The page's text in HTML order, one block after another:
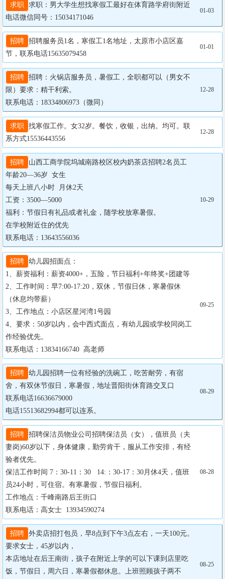
求职
求职：男大学生想找寒假工最好在体育路学府街附近
电话微信同号：15034171046
01-03
招聘 招聘服务员1名，寒假工1名地址，太原市小店区嘉
节，联系电话15635079458
01-01
招聘 招聘：火锅店服务员，暑假工，全职都可以（男女不
限）要求：精干利索。
联系电话：18334806973（微同）
12-28
求职
找寒假工作。女32岁。餐饮，收银，出纳。均可。联
系方式15536443556
12-28
招聘
山西工商学院坞城南路校区校内奶茶店招聘2名员工
年龄20—36岁  女生
每天上班八小时  月休2天
工资：3500—5000
福利：节假日有礼品或者礼金，随学校放寒暑假。
在学校附近住的优先
联系电话：13643556036
10-29
招聘 幼儿园招面点：
1、薪资福利：薪资4000+，五险，节日福利+年终奖+团建等
2、工作时间：早7:00-17:20，双休，节假日休，寒暑假休
（休息均带薪）
3、工作地点：小店区星河湾1号园
4、要求：50岁以内，会中西式面点，有幼儿园或学校同岗工
作经验优先。
联系电话：13834166740  高老师
09-25
招聘 幼儿园招聘一位有经验的洗碗工，吃苦耐劳，有宿
舍，有双休节假日，寒暑假，地址晋阳街休育路交叉口
联系电话16636679000
电话15513682994都可以连系。
08-29
招聘 招聘保洁员物业公司招聘保洁员（女），值班员（夫
妻岗)60岁以下，身体健康，勤劳肯干，服从工作安排，有经
验者优先。
保洁工作时间 7：30-11：30   14:：30-17：30月休4天，值班
员24小时，可住宿。有寒暑假，节假日福利。
工作地点：千峰南路后王街口
联系电话：高女士  13934590274
08-28
招聘 外卖店招打包员，早8点到下午3点左右，一天100元。
要求女士，45岁以内，
本店地址在后王南街，孩子在附近上学的可以下课到店里吃
饭，节假日，周六日，寒暑假都休息。上班照顾孩子两不
08-25